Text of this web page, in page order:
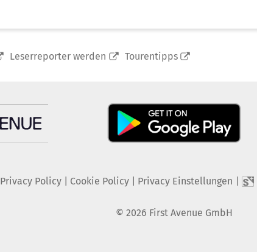
Leserreporter werden Tourentipps
Privacy Policy| Cookie Policy| Privacy Einstellungen
© 2026 First Avenue GmbH